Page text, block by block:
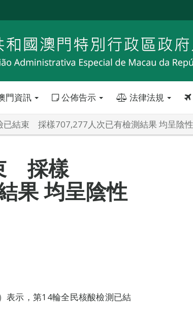
門資訊 公佈告示 法律法規
已結束 採樣707,277人次已有檢測結果 均呈陰性
採樣
果 均呈陰性
表示，第14輪全民核酸檢測已結